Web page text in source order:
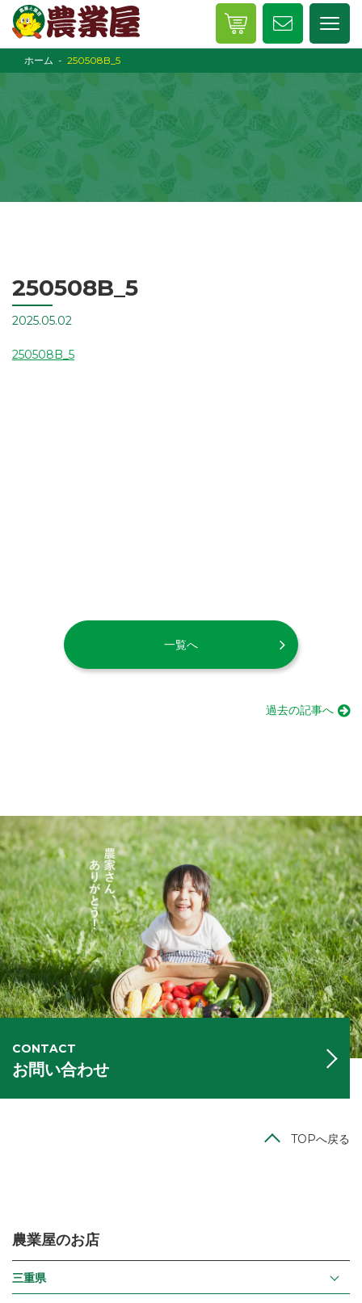
ホーム 250508B_5
250508B_5
2025.05.02
250508B_5
一覧へ
過去の記事へ
CONTACT
お問い合わせ
TOPへ戻る
農業屋のお店
三重県